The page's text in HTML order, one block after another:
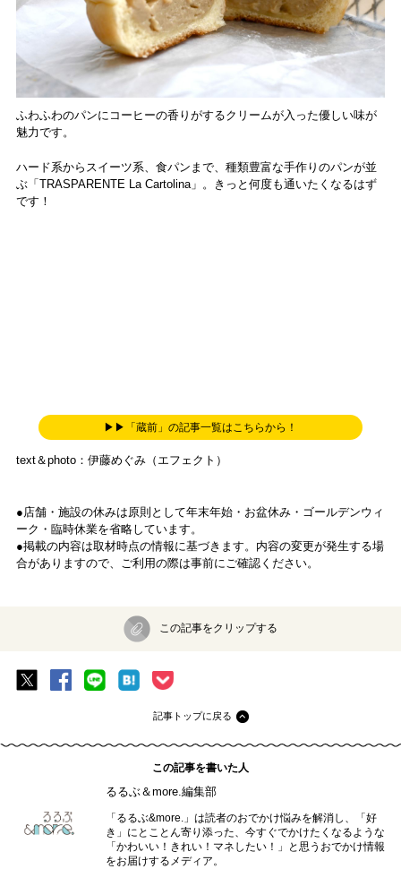
ふわふわのパンにコーヒーの香りがするクリームが入った優しい味が
魅力です。
ハード系からスイーツ系、食パンまで、種類豊富な手作りのパンが並
ぶ「TRASPARENTE La Cartolina」。きっと何度も通いたくなるはず
です！
▶▶「蔵前」の記事一覧はこちらから！
text＆photo：伊藤めぐみ（エフェクト）
●店舗・施設の休みは原則として年末年始・お盆休み・ゴールデンウィ
ーク・臨時休業を省略しています。
●掲載の内容は取材時点の情報に基づきます。内容の変更が発生する場
合がありますので、ご利用の際は事前にご確認ください。
この記事をクリップする
記事トップに戻る
この記事を書いた人
るるぶ＆more.編集部
「るるぶ&more.」は読者のおでかけ悩みを解消し、「好
き」にとことん寄り添った、今すぐでかけたくなるような
「かわいい！きれい！マネしたい！」と思うおでかけ情報
をお届けするメディア。